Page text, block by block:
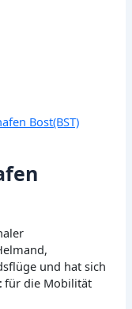
Bost(BST)
und hat sich
für die Mobilität